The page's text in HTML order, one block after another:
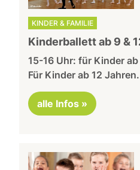
KINDER & FAMILIE
Kinderballett ab 9 &
15-16 Uhr: für Kinder
Für Kinder ab 12 Jahren.
alle Infos »